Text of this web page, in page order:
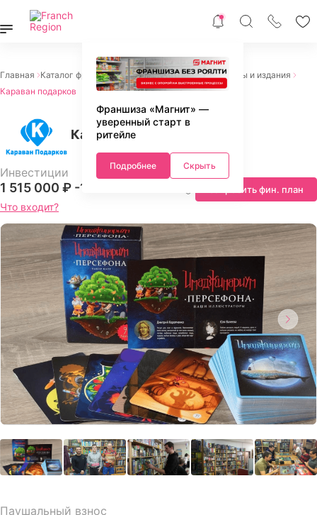
Франшиза «Магнит» —
уверенный старт в
ритейле
Подробнее Скрыть
Главная Каталог франшиз Франшизы торговли Журналы и издания
Караван подарков
Караван подарков
Инвестиции
1 515 000 ₽ -1 565 000 ₽
Что входит?
Запросить фин. план
Паушальный взнос